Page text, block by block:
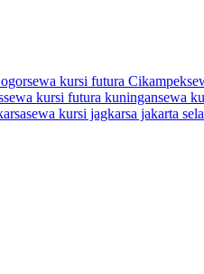
sewa kursi futura Cikampek
sewa kursi futura kuningansewa
sewa kursi jagkarsa jakarta